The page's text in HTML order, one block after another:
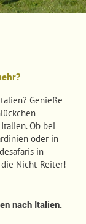
Genieße
Ob bei
oder in
in
Nicht-Reiter!
nach Italien.